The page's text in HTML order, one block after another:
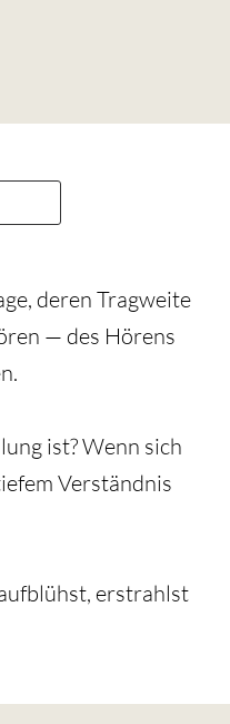
deren Tragweite
— des Hörens
ist? Wenn sich
Verständnis
erstrahlst